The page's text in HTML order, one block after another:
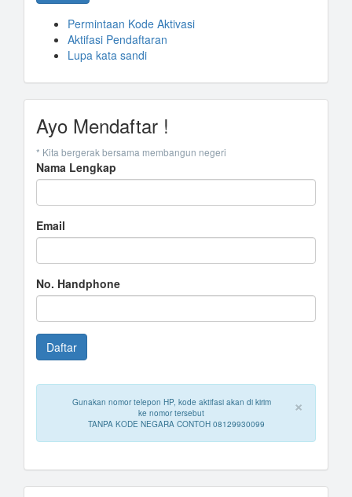
Permintaan Kode Aktivasi
Aktifasi Pendaftaran
Lupa kata sandi
Ayo Mendaftar !
* Kita bergerak bersama membangun negeri
Nama Lengkap
Email
No. Handphone
×
Gunakan nomor telepon HP, kode aktifasi akan di kirim
ke nomor tersebut
TANPA KODE NEGARA CONTOH 08129930099